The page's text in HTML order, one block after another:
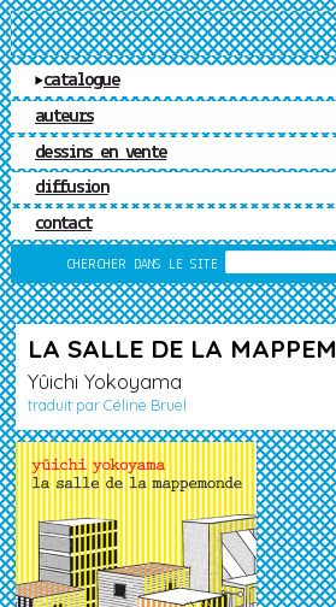
ÉDITIONS MATIÈRE
catalogue
auteurs
dessins en vente
diffusion
contact
CHERCHER DANS LE SITE
LA SALLE DE LA
Yûichi Yokoyama
traduit par Céline Bruel